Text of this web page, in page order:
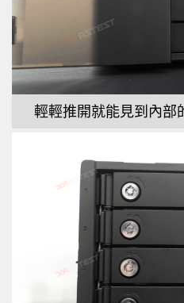
輕輕推開就能見到內部